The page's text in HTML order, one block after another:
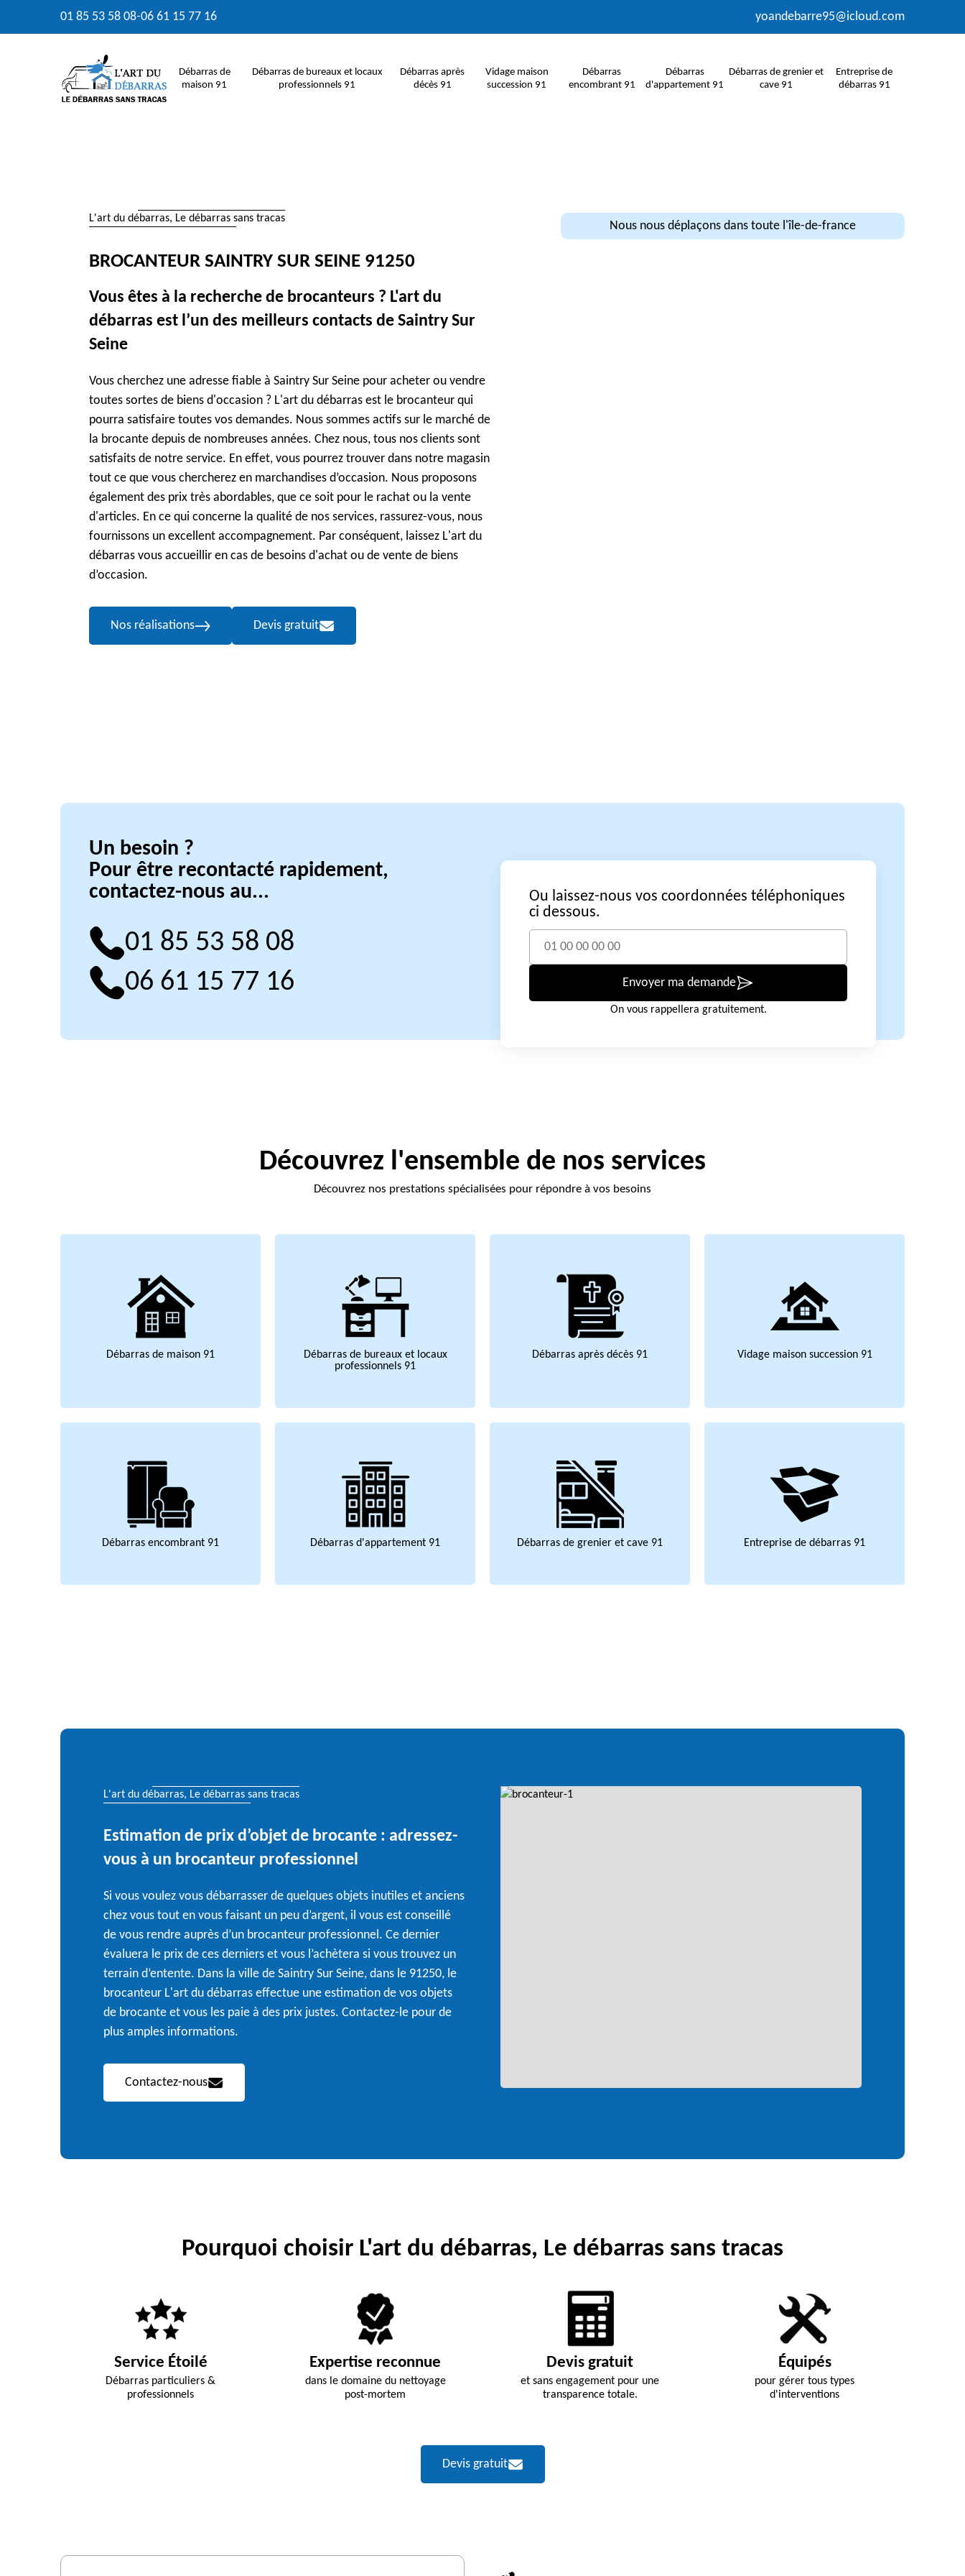
01 85 53 58 08-06 61 15 77 16 yoandebarre95@icloud.com
Débarras de
maison 91
Débarras de bureaux et locaux
professionnels 91
Débarras après
décès 91
Vidage maison
succession 91
Débarras
encombrant 91
Débarras
d'appartement 91
Débarras de grenier et
cave 91
Entreprise de
débarras 91
L'art du débarras, Le débarras sans tracas
BROCANTEUR SAINTRY SUR SEINE 91250
Vous êtes à la recherche de brocanteurs ? L'art du
débarras est l’un des meilleurs contacts de Saintry Sur
Seine
Vous cherchez une adresse fiable à Saintry Sur Seine pour acheter ou vendre
toutes sortes de biens d'occasion ? L'art du débarras est le brocanteur qui
pourra satisfaire toutes vos demandes. Nous sommes actifs sur le marché de
la brocante depuis de nombreuses années. Chez nous, tous nos clients sont
satisfaits de notre service. En effet, vous pourrez trouver dans notre magasin
tout ce que vous chercherez en marchandises d’occasion. Nous proposons
également des prix très abordables, que ce soit pour le rachat ou la vente
d'articles. En ce qui concerne la qualité de nos services, rassurez-vous, nous
fournissons un excellent accompagnement. Par conséquent, laissez L'art du
débarras vous accueillir en cas de besoins d'achat ou de vente de biens
d’occasion.
Nos réalisations Devis gratuit
Nous nous déplaçons dans toute l'île-de-france
Un besoin ?
Pour être recontacté rapidement,
contactez-nous au...
01 85 53 58 08
06 61 15 77 16
Ou laissez-nous vos coordonnées téléphoniques
ci dessous.
Envoyer ma demande
On vous rappellera gratuitement.
Découvrez l'ensemble de nos services
Découvrez nos prestations spécialisées pour répondre à vos besoins
Débarras de maison 91
Débarras de bureaux et locaux
professionnels 91
Débarras après décès 91 Vidage maison succession 91
Débarras encombrant 91 Débarras d'appartement 91 Débarras de grenier et cave 91 Entreprise de débarras 91
L'art du débarras, Le débarras sans tracas
Estimation de prix d’objet de brocante : adressez-
vous à un brocanteur professionnel
Si vous voulez vous débarrasser de quelques objets inutiles et anciens
chez vous tout en vous faisant un peu d’argent, il vous est conseillé
de vous rendre auprès d’un brocanteur professionnel. Ce dernier
évaluera le prix de ces derniers et vous l’achètera si vous trouvez un
terrain d’entente. Dans la ville de Saintry Sur Seine, dans le 91250, le
brocanteur L'art du débarras effectue une estimation de vos objets
de brocante et vous les paie à des prix justes. Contactez-le pour de
plus amples informations.
Contactez-nous
Pourquoi choisir L'art du débarras, Le débarras sans tracas
Service Étoilé
Débarras particuliers &
professionnels
Expertise reconnue
dans le domaine du nettoyage
post-mortem
Devis gratuit
et sans engagement pour une
transparence totale.
Équipés
pour gérer tous types
d'interventions
Devis gratuit